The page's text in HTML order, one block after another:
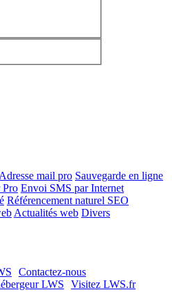
Adresse mail pro Sauvegarde en ligne
Pro Envoi SMS par Internet
Référencement naturel SEO
Actualités web Divers
Contactez-nous
Visitez LWS.fr